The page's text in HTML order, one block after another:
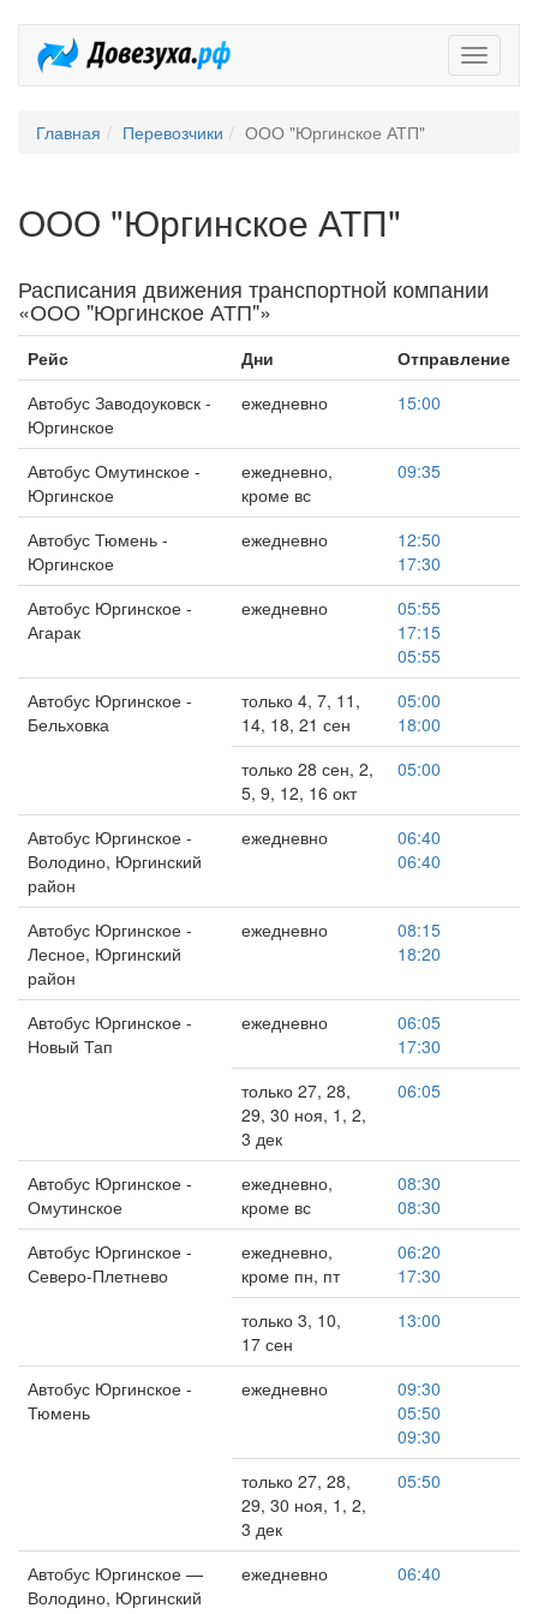
Главная Перевозчики ООО "Юргинское АТП"
ООО "Юргинское АТП"
Расписания движения транспортной компании
«ООО "Юргинское АТП"»
Рейс Дни
Отправление
Автобус Заводоуковск -
Юргинское
ежедневно 15:00
Автобус Омутинское -
Юргинское
ежедневно,
кроме вс
09:35
Автобус Тюмень -
Юргинское
ежедневно
12:50
17:30
Автобус Юргинское -
Агарак
ежедневно
05:55
17:15
05:55
Автобус Юргинское -
Бельховка
только 4, 7, 11,
14, 18, 21 сен
05:00
18:00
только 28 сен, 2,
5, 9, 12, 16 окт
05:00
Автобус Юргинское -
Володино, Юргинский
район
ежедневно
06:40
06:40
Автобус Юргинское -
Лесное, Юргинский
район
ежедневно
08:15
18:20
Автобус Юргинское -
Новый Тап
ежедневно
06:05
17:30
только 27, 28,
29, 30 ноя, 1, 2,
3 дек
06:05
Автобус Юргинское -
Омутинское
ежедневно,
кроме вс
08:30
08:30
Автобус Юргинское -
Северо-Плетнево
ежедневно,
кроме пн, пт
06:20
17:30
только 3, 10,
17 сен
13:00
Автобус Юргинское -
Тюмень
ежедневно
09:30
05:50
09:30
только 27, 28,
29, 30 ноя, 1, 2,
3 дек
05:50
Автобус Юргинское —
Володино, Юргинский
ежедневно 06:40